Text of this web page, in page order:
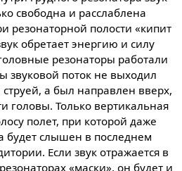
свободна и расслаблена
резонаторной полости «кипит
обретает энергию и силу
резонаторы работали
звуковой поток не выходил
а был направлен вверх,
головы. Только вертикальная
полет, при которой даже
будет слышен в последнем
Если звук отражается в
«маски», он будет и